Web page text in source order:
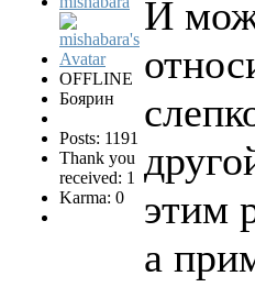
OFFLINE
Боярин
Posts: 1191
Thank you
received: 1
Karma: 0
И
этим
а